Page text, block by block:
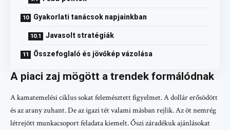
Gyakorlati tanácsok napjainkban
Javasolt stratégiák
Összefoglaló és jövőkép vázolása
A piaci zaj mögött a trendek formálódnak
A kamatemelési ciklus sokat felemésztett figyelmet. A dollár erősödött
és az arany zuhant. De az igazi tét valami másban rejlik. Az öt nemrég
létrejött munkacsoport feladata kiemelt. Őszi záradékuk ajánlásokat